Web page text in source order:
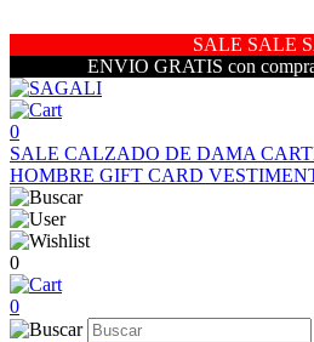
SALE SALE
ENVIO GRATIS con
0
SALE CALZADO DE DAMA
HOMBRE GIFT CARD
0
0